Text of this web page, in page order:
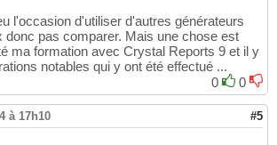
l'occasion d'utiliser d'autres générateurs
donc pas comparer. Mais une chose est
ma formation avec Crystal Reports 9 et il y
notables qui y ont été effectué ...
0
0
à 17h10 #5